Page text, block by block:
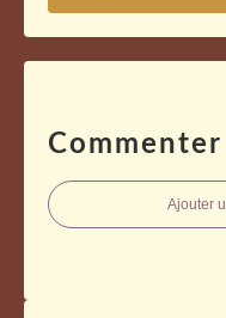
Ajouter